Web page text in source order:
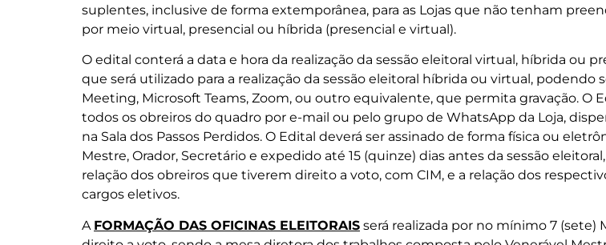
suplentes, inclusive de forma extemporânea, para as Lojas que não tenham
por meio virtual, presencial ou híbrida (presencial e virtual).
O edital conterá a data e hora da realização da sessão eleitoral virtual, híbrida ou
que será utilizado para a realização da sessão eleitoral híbrida ou virtual, podendo
Meeting, Microsoft Teams, Zoom, ou outro equivalente, que permita gravação. O
todos os obreiros do quadro por e-mail ou pelo grupo de WhatsApp da Loja,
na Sala dos Passos Perdidos. O Edital deverá ser assinado de forma física ou
Mestre, Orador, Secretário e expedido até 15 (quinze) dias antes da sessão
relação dos obreiros que tiverem direito a voto, com CIM, e a relação dos
cargos eletivos.
A FORMAÇÃO DAS OFICINAS ELEITORAIS será realizada por no mínimo 7 (sete)